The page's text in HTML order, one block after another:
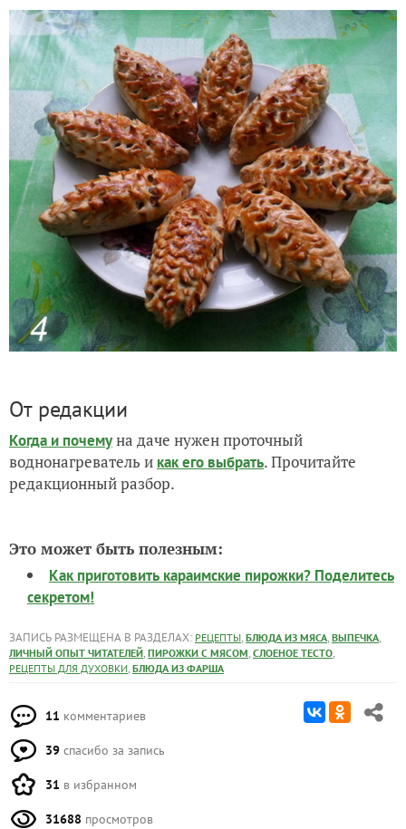
От редакции
Когда и почемуна даче нужен проточный
воднонагреватель и как его выбрать. Прочитайте
редакционный разбор.
Это может быть полезным:
Как приготовить караимские пирожки? Поделитесь
секретом!
ЗАПИСЬ РАЗМЕЩЕНА В РАЗДЕЛАХ: РЕЦЕПТЫ, БЛЮДА ИЗ МЯСА, ВЫПЕЧКА,
ЛИЧНЫЙ ОПЫТ ЧИТАТЕЛЕЙ, ПИРОЖКИ С МЯСОМ, СЛОЕНОЕ ТЕСТО,
РЕЦЕПТЫ ДЛЯ ДУХОВКИ, БЛЮДА ИЗ ФАРША
11 комментариев
39 спасибо за запись
31 в избранном
31688 просмотров